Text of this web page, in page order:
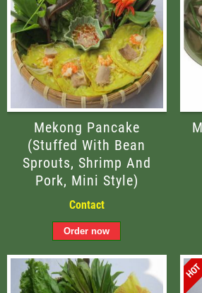
Mekong Pancake
(stuffed With Bean
Sprouts, Shrimp And
Pork, Mini Style)
Contact